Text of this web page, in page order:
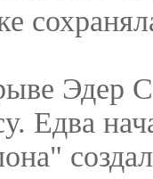
Эдер
Едва